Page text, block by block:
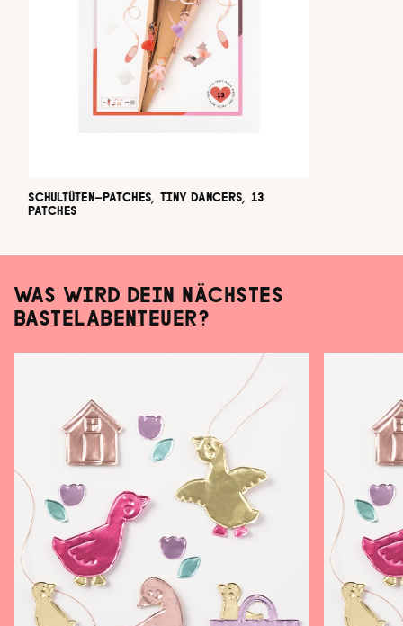
SCHULTÜTEN-PATCHES, TINY DANCERS, 13
PATCHES
WAS WIRD DEIN NÄCHSTES
BASTELABENTEUER?